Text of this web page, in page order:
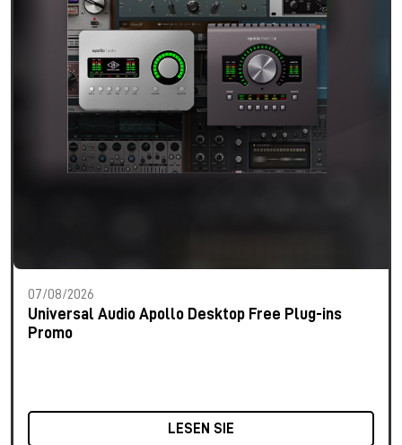
07/08/2026
Universal Audio Apollo Desktop Free Plug-ins
Promo
LESEN SIE